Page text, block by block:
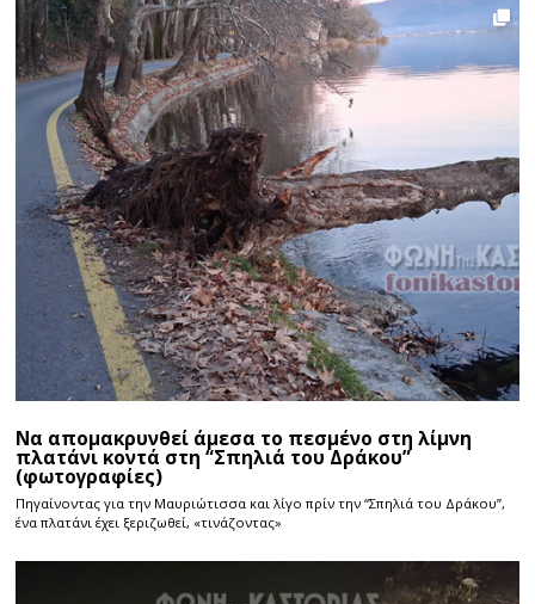
Να απομακρυνθεί άμεσα το πεσμένο στη λίμνη
πλατάνι κοντά στη “Σπηλιά του Δράκου”
(φωτογραφίες)
Πηγαίνοντας για την Μαυριώτισσα και λίγο πρίν την “Σπηλιά του Δράκου”,
ένα πλατάνι έχει ξεριζωθεί, «τινάζοντας»